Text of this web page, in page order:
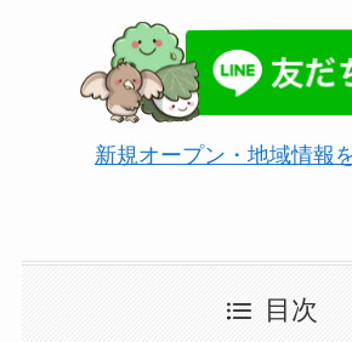
新規オープン・地域情報
目次